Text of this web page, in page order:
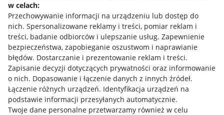
w celach:
Przechowywanie informacji na urządzeniu lub dostęp do
nich. Spersonalizowane reklamy i treści, pomiar reklam i
treści, badanie odbiorców i ulepszanie usług. Zapewnienie
bezpieczeństwa, zapobieganie oszustwom i naprawianie
błędów. Dostarczanie i prezentowanie reklam i treści.
Zapisanie decyzji dotyczących prywatności oraz informowanie
o nich. Dopasowanie i łączenie danych z innych źródeł.
Łączenie różnych urządzeń. Identyfikacja urządzeń na
podstawie informacji przesyłanych automatycznie.
Twoje dane personalne przetwarzamy również w celu
Allegro Gadane dla sprzedających
Allegro Gadane dla kupujących
Mapa miejscowości
Informacje prawne
Regulamin
Polityka plików "cookies"